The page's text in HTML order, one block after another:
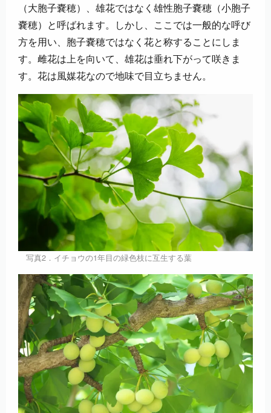
（大胞子嚢穂）、雄花ではなく雄性胞子嚢穂（小胞子
嚢穂）と呼ばれます。しかし、ここでは一般的な呼び
方を用い、胞子嚢穂ではなく花と称することにしま
す。雌花は上を向いて、雄花は垂れ下がって咲きま
す。花は風媒花なので地味で目立ちません。
写真2．イチョウの1年目の緑色枝に互生する葉